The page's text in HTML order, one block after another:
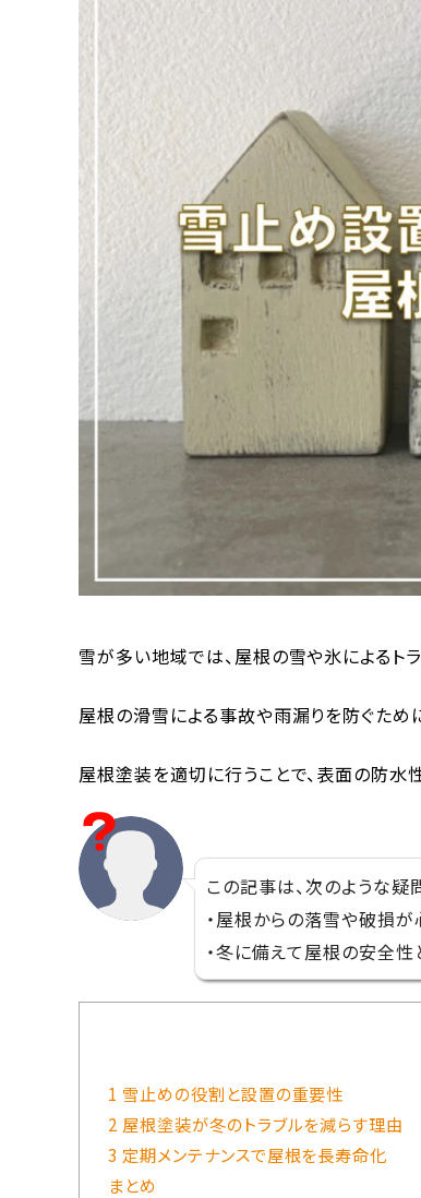
雪が多い地域では、屋根の雪や氷によるト
屋根の滑雪による事故や雨漏りを防ぐため
屋根塗装を適切に行うことで、表面の防水
この記事は、次のような疑
・屋根からの落雪や破損
・冬に備えて屋根の安全
1 雪止めの役割と設置の重要性
2 屋根塗装が冬のトラブルを減らす理由
3 定期メンテナンスで屋根を長寿命化
まとめ